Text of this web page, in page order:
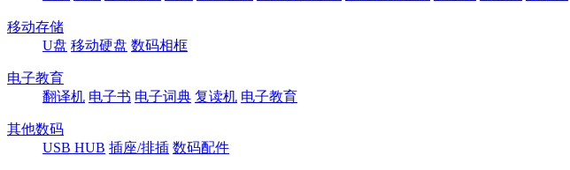
移动存储
U盘 移动硬盘 数码相框
电子教育
翻译机 电子书 电子词典 复读机 电子教育
其他数码
USB HUB 插座/排插 数码配件